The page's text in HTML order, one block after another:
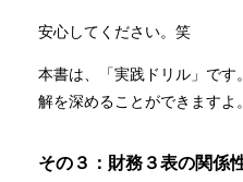
安心してください。笑
本書は、「実践ドリル」で
解を深めることができますよ。
その３：財務３表の関係